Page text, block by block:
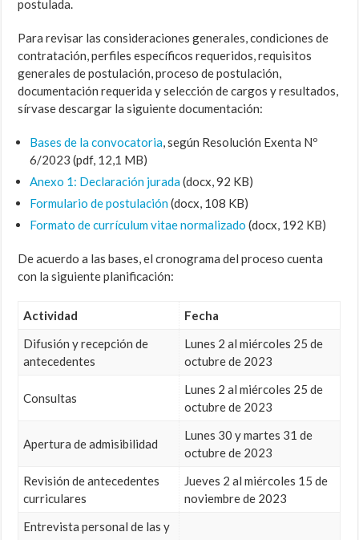
postulada.
Para revisar las consideraciones generales, condiciones de
contratación, perfiles específicos requeridos, requisitos
generales de postulación, proceso de postulación,
documentación requerida y selección de cargos y resultados,
sírvase descargar la siguiente documentación:
Bases de la convocatoria, según Resolución Exenta Nº
6/2023 (pdf, 12,1 MB)
Anexo 1: Declaración jurada(docx, 92 KB)
Formulario de postulación(docx, 108 KB)
Formato de currículum vitae normalizado (docx, 192 KB)
De acuerdo a las bases, el cronograma del proceso cuenta
con la siguiente planificación:
Actividad
Fecha
Difusión y recepción de
antecedentes
Lunes 2 al miércoles 25 de
octubre de 2023
Consultas
Lunes 2 al miércoles 25 de
octubre de 2023
Apertura de admisibilidad
Lunes 30 y martes 31 de
octubre de 2023
Revisión de antecedentes
curriculares
Jueves 2 al miércoles 15 de
noviembre de 2023
Entrevista personal de las y